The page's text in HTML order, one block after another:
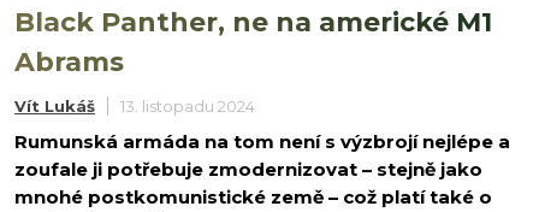
Black Panther, ne na americké M1
Abrams
Vít Lukáš 13. listopadu 2024
Rumunská armáda na tom není s výzbrojí nejlépe a
zoufale ji potřebuje zmodernizovat – stejně jako
mnohé postkomunistické země – což platí také o